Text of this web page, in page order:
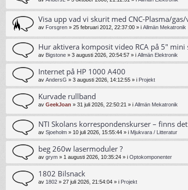
Visa upp vad vi skurit med CNC-Plasma/
av Forsgren » 25 februari 2012, 22:37:00 » i Allmän Mekatronik
Hur aktivera komposit video RCA på 5" mini
av Bigstone » 3 augusti 2026, 20:54:57 » i Allmän Elektronik
Internet på HP 1000 A400
av AndersG » 3 augusti 2026, 14:12:55 » i Projekt
Kurvade rullband
av GeekJoan » 31 juli 2026, 22:50:21 » i Allmän Mekatronik
NTI Skolans korrespondenskurser – finns
av Sjoeholm » 10 juli 2026, 15:55:44 » i Mjukvara / Litteratur
beg 260w lasermoduler ?
av grym » 1 augusti 2026, 10:35:24 » i Optokomponenter
1802 Bilsnack
av 1802 » 27 juli 2026, 21:54:04 » i Projekt